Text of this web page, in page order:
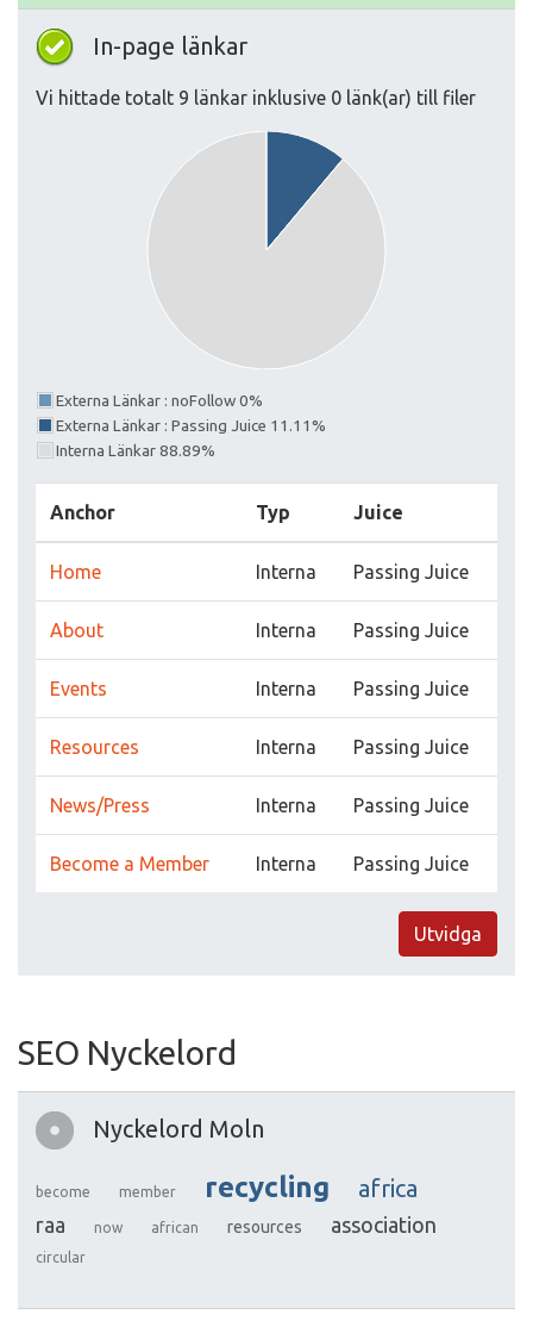
In-page länkar
Vi hittade totalt 9 länkar inklusive 0 länk(ar) till filer
Externa Länkar : noFollow 0%
Externa Länkar : Passing Juice 11.11%
Interna Länkar 88.89%
Anchor Typ Juice
Home Interna Passing Juice
About Interna Passing Juice
Events Interna Passing Juice
Resources Interna Passing Juice
News/Press Interna Passing Juice
Become a Member Interna Passing Juice
Utvidga
SEO Nyckelord
Nyckelord Moln
become member recycling africa
raa now african resources association
circular